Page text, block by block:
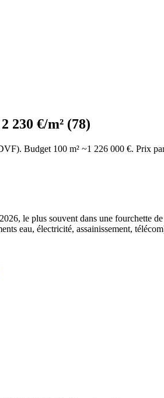
230 €/m² (78)
Budget 100 m² ~1 226 000 €. Prix
le plus souvent dans une fourchette
eau, électricité, assainissement,